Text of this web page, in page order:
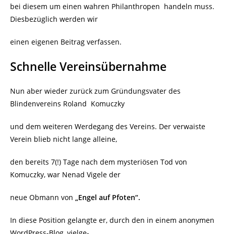
bei diesem um einen wahren Philanthropen handeln muss.
Diesbezüglich werden wir
einen eigenen Beitrag verfassen.
Schnelle Vereinsübernahme
Nun aber wieder zurück zum Gründungsvater des
Blindenvereins Roland Komuczky
und dem weiteren Werdegang des Vereins. Der verwaiste
Verein blieb nicht lange alleine,
den bereits 7(!) Tage nach dem mysteriösen Tod von
Komuczky, war Nenad Vigele der
neue Obmann von „Engel auf Pfoten“.
In diese Position gelangte er, durch den in einem anonymen